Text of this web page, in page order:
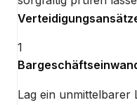
1
Lag ein unmittelbarer